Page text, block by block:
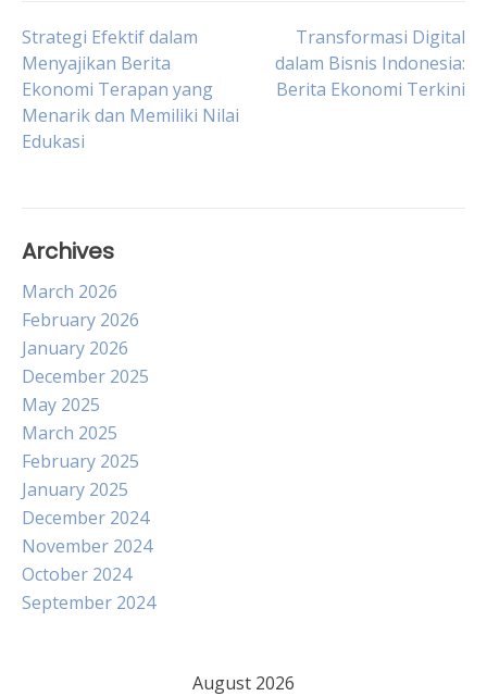
Post
navigation
Strategi Efektif dalam
Menyajikan Berita
Ekonomi Terapan yang
Menarik dan Memiliki Nilai
Edukasi
Transformasi Digital
dalam Bisnis Indonesia:
Berita Ekonomi Terkini
Archives
March 2026
February 2026
January 2026
December 2025
May 2025
March 2025
February 2025
January 2025
December 2024
November 2024
October 2024
September 2024
August 2026